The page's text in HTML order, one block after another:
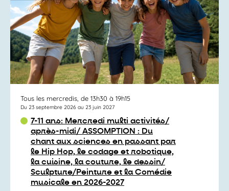
Tous les mercredis, de 13h30 à 19h15
Du 23 septembre 2026 au 23 juin 2027
7-11 ans: Mercredi multi activités/
après-midi/ ASSOMPTION : Du
chant aux sciences en passant par
le Hip Hop, le codage et robotique,
la cuisine, la couture, le dessin/
Sculpture/Peinture et la Comédie
musicale en 2026-2027